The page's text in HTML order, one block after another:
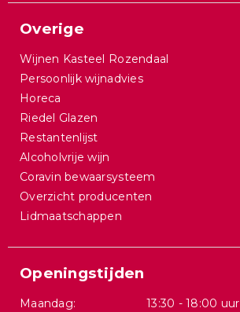
Overige
Wijnen Kasteel Rozendaal
Persoonlijk wijnadvies
Horeca
Riedel Glazen
Restantenlijst
Alcoholvrije wijn
Coravin bewaarsysteem
Overzicht producenten
Lidmaatschappen
Openingstijden
Maandag:
13:30 - 18:00 uur